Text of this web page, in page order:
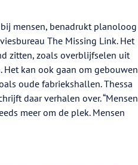
mensen, benadrukt planoloog
The Missing Link. Het
zitten, zoals overblijfselen uit
kan ook gaan om gebouwen
oude fabriekshallen. Thessa
daar verhalen over. “Mensen
meer om de plek. Mensen